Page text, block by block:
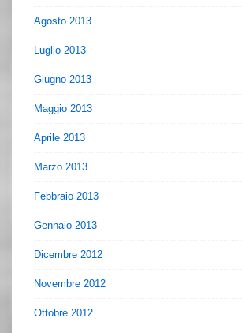
Agosto 2013
Luglio 2013
Giugno 2013
Maggio 2013
Aprile 2013
Marzo 2013
Febbraio 2013
Gennaio 2013
Dicembre 2012
Novembre 2012
Ottobre 2012